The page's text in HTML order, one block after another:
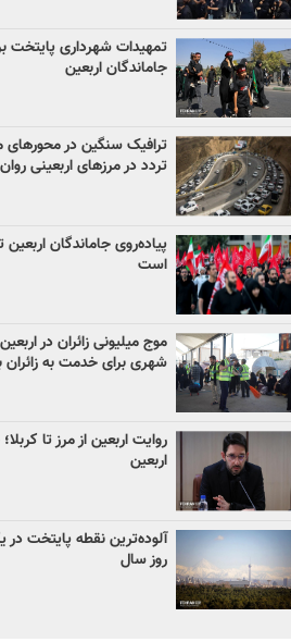
تمهیدات شهرداری پایتخت
جاماندگان اربعین
ترافیک سنگین در
تردد در مرزهای اربعینی
پیاده‌روی جاماندگان اربعین
است
موج میلیونی زائران در
شهری برای خدمت به زائران
روایت اربعین از مرز تا
اربعین
آلوده‌ترین نقطه پایتخت
روز سال